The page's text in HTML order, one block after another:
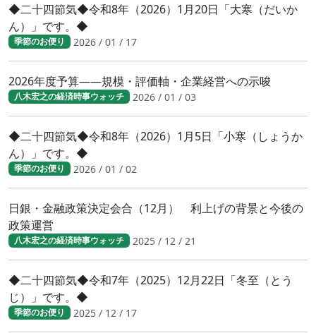
◆二十四節気◆令和8年（2026）1月20日「大寒（だいか
ん）」です。◆
季節のお便り 2026 / 01 / 17
2026年度予算――規模・評価軸・企業経営への示唆
八木宏之の経済時事ウォッチ 2026 / 01 / 03
◆二十四節気◆令和8年（2026）1月5日「小寒（しょうか
ん）」です。◆
季節のお便り 2026 / 01 / 02
日銀・金融政策決定会合（12月） 利上げの背景と今後の
政策運営
八木宏之の経済時事ウォッチ 2025 / 12 / 21
◆二十四節気◆令和7年（2025）12月22日「冬至（とう
じ）」です。◆
季節のお便り 2025 / 12 / 17